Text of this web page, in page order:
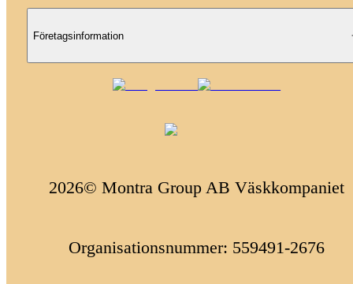
Företagsinformation
2026© Montra Group AB Väskkompaniet
Organisationsnummer: 559491-2676